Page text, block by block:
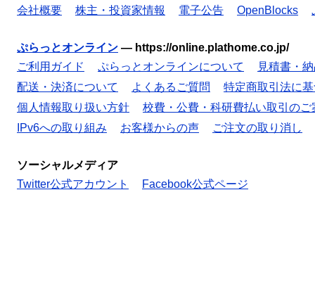
会社概要
株主・投資家情報 電子公告 OpenBlocks
ぷらっとオンライン — https://online.plathome.co.jp/
ご利用ガイド
ぷらっとオンラインについて
見積書・
配送・決済について
よくあるご質問
特定商取引法に
個人情報取り扱い方針
校費・公費・科研費払い取引のご
IPv6への取り組み
お客様からの声 ご注文の取り消し
ソーシャルメディア
Twitter公式アカウント
Facebook公式ページ